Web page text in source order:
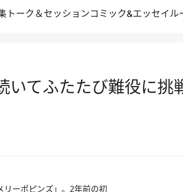
トーク＆セッションコミック&エッセイル
いてふたたび難役に挑
ーポピンズ」。2年前の初